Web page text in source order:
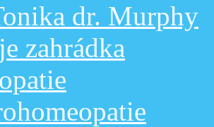
dr. Murphy
zahrádka